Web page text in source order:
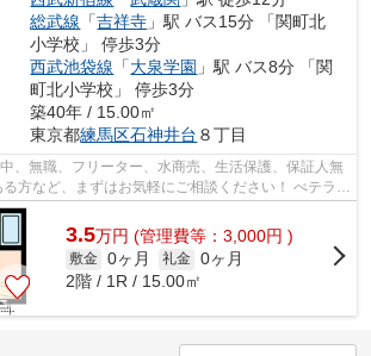
総武線 「吉祥寺 」駅 バス15分 「関町北
小学校」 停歩3分
西武池袋線 「大泉学園 」駅 バス8分 「関
町北小学校」 停歩3分
築40年 / 15.00㎡
東京都練馬区石神井台 ８丁目
中、無職、フリーター、水商売、生活保護、保証人無
方など、まずはお気軽にご相談ください！ べテラン
のでご希望...
3.5万円 (管理費等：3,000円 )
敷金 0ヶ月 礼金 0ヶ月
2階 / 1R / 15.00㎡